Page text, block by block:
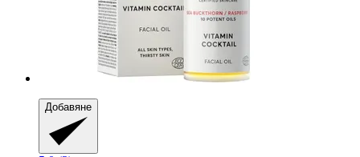
Добавяне